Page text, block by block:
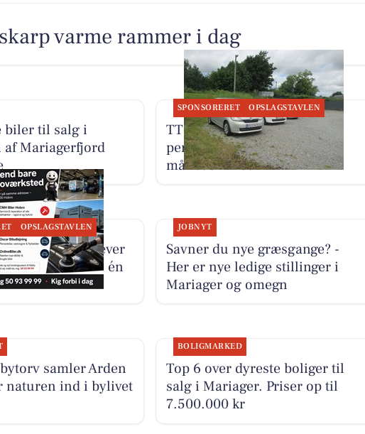
varme rammer i dag
biler til salg i
Mariagerfjord
SPONSORERET OPSLAGSTAVLEN
TT CARS ApS udlejer lille
personbil for 3.000 kr. om
måneden med fri km
OPSLAGSTAVLEN
fremhæver
samlet på én
JOBNYT
Savner du nye græsgange? -
Her er nye ledige stillinger i
Mariager og omegn
samler Arden
naturen ind i bylivet
BOLIGMARKED
Top 6 over dyreste boliger til
salg i Mariager. Priser op til
7.500.000 kr